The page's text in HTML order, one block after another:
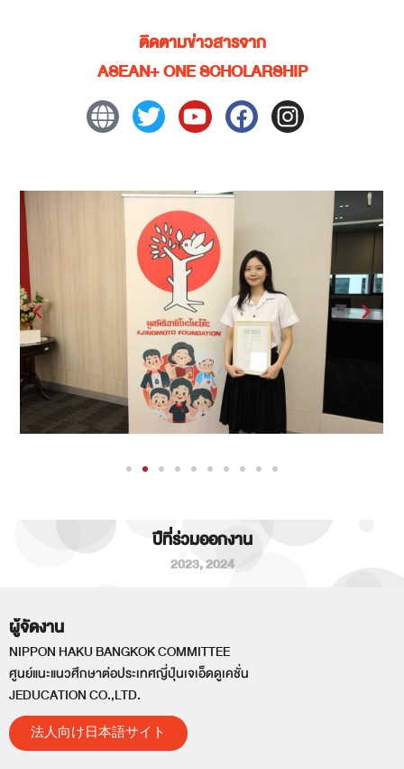
ติดตามข่าวสารจาก
ASEAN+ ONE SCHOLARSHIP
ปีที่ร่วมออกงาน
2023,2024
ผู้จัดงาน
NIPPON HAKU BANGKOK COMMITTEE
ศูนย์แนะแนวศึกษาต่อประเทศญี่ปุ่นเจเอ็ดดูเคชั่น
JEDUCATION CO.,LTD.
法人向け日本語サイト